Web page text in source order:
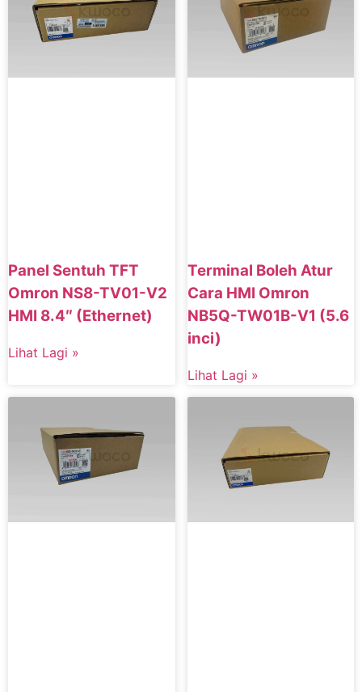
Panel Sentuh TFT
Omron NS8-TV01-V2
HMI 8.4″ (Ethernet)
Lihat Lagi »
Terminal Boleh Atur
Cara HMI Omron
NB5Q-TW01B-V1 (5.6
inci)
Lihat Lagi »